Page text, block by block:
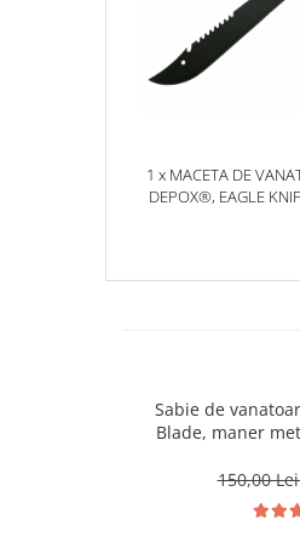
Gaming, Carti & Birotica
Costume Halloween copii
Accesorii decorative
CASA SI GRADINA
1 x MACETA DE
DEPOX®, EAGLE
Sabie de
Blade, maner
150,00